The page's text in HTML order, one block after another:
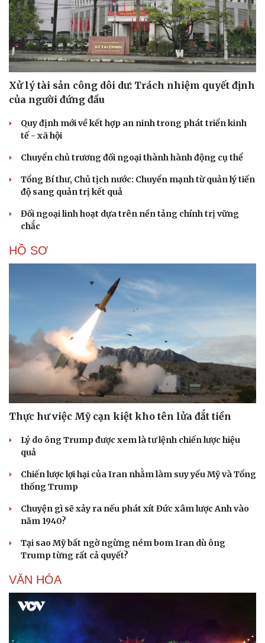
Sức khỏe
Dinh dưỡng - món ngon
Cây thuốc
Blog
Xử lý tài sản công dôi dư: Trách nhiệm quyết định
của người đứng đầu
Quy định mới về kết hợp an ninh trong phát triển kinh
tế - xã hội
Chuyển chủ trương đối ngoại thành hành động cụ thể
Tổng Bí thư, Chủ tịch nước: Chuyển mạnh từ quản lý tiến
độ sang quản trị kết quả
Đối ngoại linh hoạt dựa trên nền tảng chính trị vững
chắc
HỒ SƠ
Thực hư việc Mỹ cạn kiệt kho tên lửa đắt tiền
Lý do ông Trump được xem là tư lệnh chiến lược hiệu
quả
Chiến lược lợi hại của Iran nhằm làm suy yếu Mỹ và Tổng
thống Trump
Chuyện gì sẽ xảy ra nếu phát xít Đức xâm lược Anh vào
năm 1940?
Tại sao Mỹ bất ngờ ngừng ném bom Iran dù ông
Trump từng rất cả quyết?
VĂN HÓA